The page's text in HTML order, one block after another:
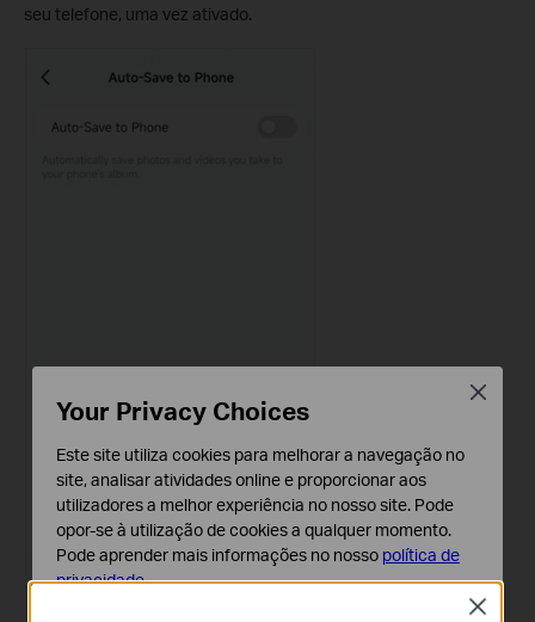
seu telefone, uma vez ativado.
Close
Your Privacy Choices
Este site utiliza cookies para melhorar a navegação no
site, analisar atividades online e proporcionar aos
utilizadores a melhor experiência no nosso site. Pode
opor-se à utilização de cookies a qualquer momento.
Pode aprender mais informações no nosso política de
privacidade.
Close